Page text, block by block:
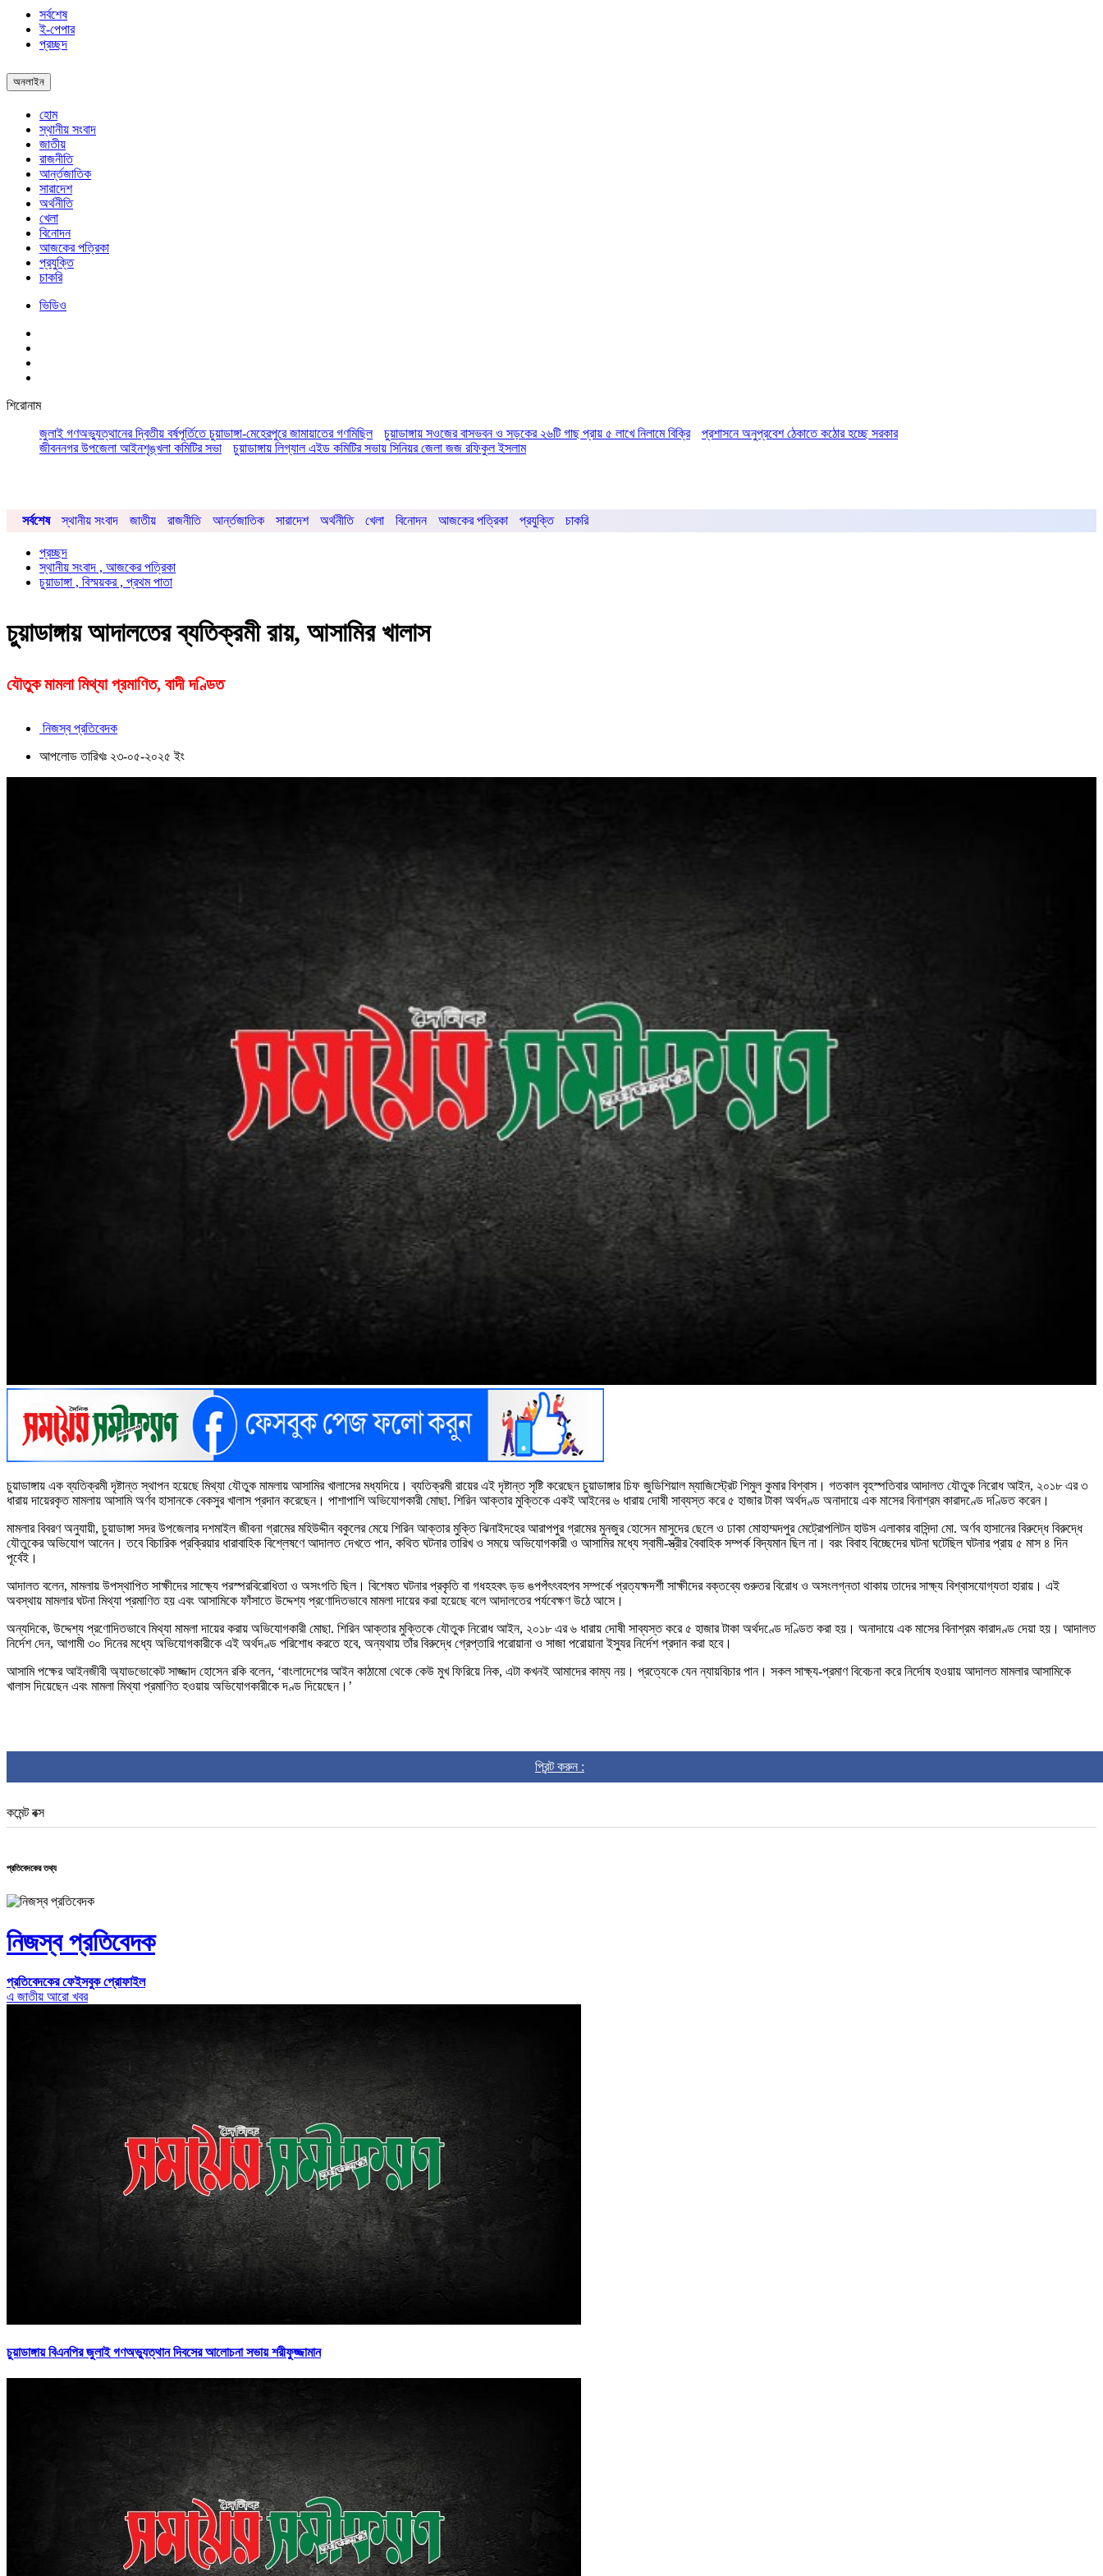
সর্বশেষ
ই-পেপার
প্রচ্ছদ
অনলাইন
হোম
স্থানীয় সংবাদ
জাতীয়
রাজনীতি
আর্ন্তজাতিক
সারাদেশ
অর্থনীতি
খেলা
বিনোদন
আজকের পত্রিকা
প্রযুক্তি
চাকরি
ভিডিও
শিরোনাম
জুলাই গণঅভ্যুত্থানের দ্বিতীয় বর্ষপূর্তিতে চুয়াডাঙ্গা-মেহেরপুরে জামায়াতের গণমিছিল
চুয়াডাঙ্গায় সওজের বাসভবন ও সড়কের ২৬টি গাছ প্রায় ৫ লাখে নিলামে বিক্রি
প্রশাসনে অনুপ্রবেশ ঠেকাতে কঠোর হচ্ছে সরকার
জীবননগর উপজেলা আইনশৃঙ্খলা কমিটির সভা
চুয়াডাঙ্গায় লিগ্যাল এইড কমিটির সভায় সিনিয়র জেলা জজ রফিকুল ইসলাম
সর্বশেষ স্থানীয় সংবাদ জাতীয় রাজনীতি আর্ন্তজাতিক সারাদেশ অর্থনীতি খেলা বিনোদন আজকের পত্রিকা প্রযুক্তি চাকরি
প্রচ্ছদ
স্থানীয় সংবাদ , আজকের পত্রিকা
চুয়াডাঙ্গা , বিস্ময়কর , প্রথম পাতা
চুয়াডাঙ্গায় আদালতের ব্যতিক্রমী রায়, আসামির খালাস
যৌতুক মামলা মিথ্যা প্রমাণিত, বাদী দণ্ডিত
নিজস্ব প্রতিবেদক
আপলোড তারিখঃ ২৩-০৫-২০২৫ ইং
চুয়াডাঙ্গায় এক ব্যতিক্রমী দৃষ্টান্ত স্থাপন হয়েছে মিথ্যা যৌতুক মামলায় আসামির খালাসের মধ্যদিয়ে। ব্যতিক্রমী রায়ের এই দৃষ্টান্ত সৃষ্টি করেছেন চুয়াডাঙ্গার চিফ জুডিশিয়াল ম্যাজিস্ট্রেট শিমুল কুমার বিশ্বাস। গতকাল বৃহস্পতিবার আদালত যৌতুক নিরোধ আইন, ২০১৮ এর ৩
ধারায় দায়েরকৃত মামলায় আসামি অর্ণব হাসানকে বেকসুর খালাস প্রদান করেছেন। পাশাপাশি অভিযোগকারী মোছা. শিরিন আক্তার মুক্তিকে একই আইনের ৬ ধারায় দোষী সাব্যস্ত করে ৫ হাজার টাকা অর্থদণ্ড অনাদায়ে এক মাসের বিনাশ্রম কারাদণ্ডে দণ্ডিত করেন।
মামলার বিবরণ অনুযায়ী, চুয়াডাঙ্গা সদর উপজেলার দশমাইল জীবনা গ্রামের মহিউদ্দীন বকুলের মেয়ে শিরিন আক্তার মুক্তি ঝিনাইদহের আরাপপুর গ্রামের মুনজুর হোসেন মাসুদের ছেলে ও ঢাকা মোহাম্মদপুর মেট্রোপলিটন হাউস এলাকার বাসিন্দা মো. অর্ণব হাসানের বিরুদ্ধে বিরুদ্ধে
যৌতুকের অভিযোগ আনেন। তবে বিচারিক প্রক্রিয়ার ধারাবাহিক বিশ্লেষণে আদালত দেখতে পান, কথিত ঘটনার তারিখ ও সময়ে অভিযোগকারী ও আসামির মধ্যে স্বামী-স্ত্রীর বৈবাহিক সম্পর্ক বিদ্যমান ছিল না। বরং বিবাহ বিচ্ছেদের ঘটনা ঘটেছিল ঘটনার প্রায় ৫ মাস ৪ দিন
পূর্বেই।
আদালত বলেন, মামলায় উপস্থাপিত সাক্ষীদের সাক্ষ্যে পরস্পরবিরোধিতা ও অসংগতি ছিল। বিশেষত ঘটনার প্রকৃতি বা গধহহবৎ ড়ভ ঙপপঁৎৎবহপব সম্পর্কে প্রত্যক্ষদর্শী সাক্ষীদের বক্তব্যে গুরুতর বিরোধ ও অসংলগ্নতা থাকায় তাদের সাক্ষ্য বিশ্বাসযোগ্যতা হারায়। এই
অবস্থায় মামলার ঘটনা মিথ্যা প্রমাণিত হয় এবং আসামিকে ফাঁসাতে উদ্দেশ্য প্রণোদিতভাবে মামলা দায়ের করা হয়েছে বলে আদালতের পর্যবেক্ষণ উঠে আসে।
অন্যদিকে, উদ্দেশ্য প্রণোদিতভাবে মিথ্যা মামলা দায়ের করায় অভিযোগকারী মোছা. শিরিন আক্তার মুক্তিকে যৌতুক নিরোধ আইন, ২০১৮ এর ৬ ধারায় দোষী সাব্যস্ত করে ৫ হাজার টাকা অর্থদণ্ডে দণ্ডিত করা হয়। অনাদায়ে এক মাসের বিনাশ্রম কারাদণ্ড দেয়া হয়। আদালত
নির্দেশ দেন, আগামী ৩০ দিনের মধ্যে অভিযোগকারীকে এই অর্থদণ্ড পরিশোধ করতে হবে, অন্যথায় তাঁর বিরুদ্ধে গ্রেপ্তারি পরোয়ানা ও সাজা পরোয়ানা ইস্যুর নির্দেশ প্রদান করা হবে।
আসামি পক্ষের আইনজীবী অ্যাডভোকেট সাজ্জাদ হোসেন রকি বলেন, ‘বাংলাদেশের আইন কাঠামো থেকে কেউ মুখ ফিরিয়ে নিক, এটা কখনই আমাদের কাম্য নয়। প্রত্যেকে যেন ন্যায়বিচার পান। সকল সাক্ষ্য-প্রমাণ বিবেচনা করে নির্দোষ হওয়ায় আদালত মামলার আসামিকে
খালাস দিয়েছেন এবং মামলা মিথ্যা প্রমাণিত হওয়ায় অভিযোগকারীকে দণ্ড দিয়েছেন।’
প্রিন্ট করুন :
কমেন্ট বক্স
প্রতিবেদকের তথ্য
নিজস্ব প্রতিবেদক
প্রতিবেদকের ফেইসবুক প্রোফাইল
এ জাতীয় আরো খবর
চুয়াডাঙ্গায় বিএনপির জুলাই গণঅভ্যুত্থান দিবসের আলোচনা সভায় শরীফুজ্জামান